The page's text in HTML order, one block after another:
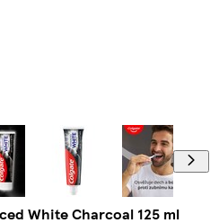
White Charcoal 125 ml